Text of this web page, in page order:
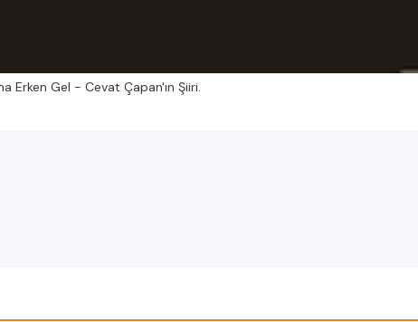
Erken Gel - Cevat Çapan'ın Şiiri.